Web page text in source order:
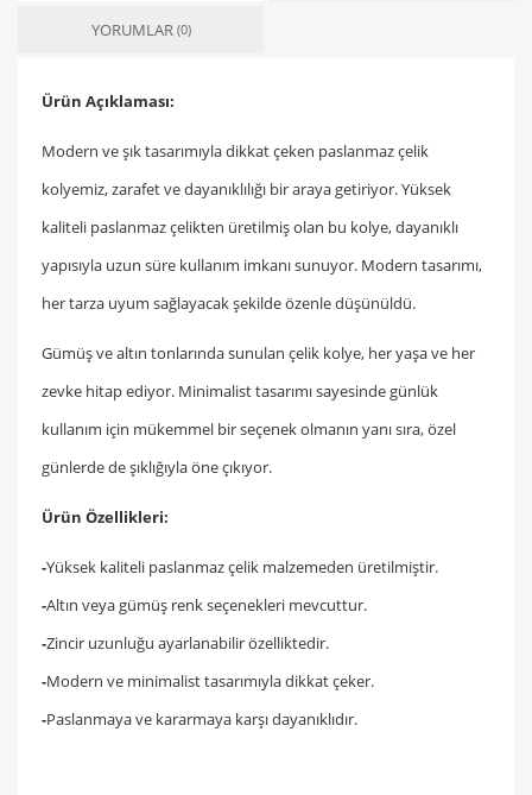
YORUMLAR (0)
Ürün Açıklaması:
Modern ve şık tasarımıyla dikkat çeken paslanmaz çelik
kolyemiz, zarafet ve dayanıklılığı bir araya getiriyor. Yüksek
kaliteli paslanmaz çelikten üretilmiş olan bu kolye, dayanıklı
yapısıyla uzun süre kullanım imkanı sunuyor. Modern tasarımı,
her tarza uyum sağlayacak şekilde özenle düşünüldü.
Gümüş ve altın tonlarında sunulan çelik kolye, her yaşa ve her
zevke hitap ediyor. Minimalist tasarımı sayesinde günlük
kullanım için mükemmel bir seçenek olmanın yanı sıra, özel
günlerde de şıklığıyla öne çıkıyor.
Ürün Özellikleri:
-Yüksek kaliteli paslanmaz çelik malzemeden üretilmiştir.
-Altın veya gümüş renk seçenekleri mevcuttur.
-Zincir uzunluğu ayarlanabilir özelliktedir.
-Modern ve minimalist tasarımıyla dikkat çeker.
-Paslanmaya ve kararmaya karşı dayanıklıdır.